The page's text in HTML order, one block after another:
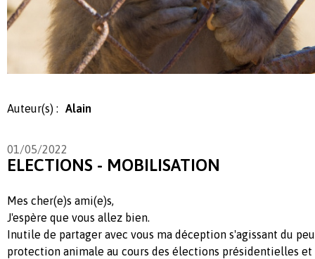
Auteur(s) : Alain
01/05/2022
ELECTIONS - MOBILISATION
Mes cher(e)s ami(e)s,
J'espère que vous allez bien.
Inutile de partager avec vous ma déception s'agissant du
protection animale au cours des élections présidentielles